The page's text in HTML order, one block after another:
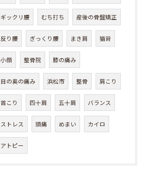
ギックリ腰 むち打ち 産後の骨盤矯正
反り腰 ぎっくり腰 まき肩 猫背
小顔 整骨院 膝の痛み
目の奥の痛み 浜松市 整骨 肩こり
首こり 四十肩 五十肩 バランス
ストレス 頭痛 めまい カイロ
アトピー